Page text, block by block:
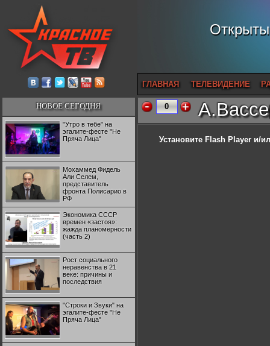
ГЛАВНАЯ ТЕЛЕВИДЕНИЕ
НОВОЕ СЕГОДНЯ
"Утро в тебе" на
эгалите-фесте "Не
Пряча Лица"
Мохаммед Фидель
Али Селем,
представитель
фронта Полисарио в
РФ
Экономика СССР
времен «застоя»:
жажда планомерности
(часть 2)
Рост социального
неравенства в 21
веке: причины и
последствия
"Строки и Звуки" на
эгалите-фесте "Не
Пряча Лица"
0
Установите Flash Player и/